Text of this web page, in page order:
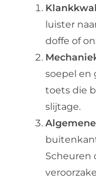
luister
doffe of
soepel en
toets die
slijtage.
Scheuren